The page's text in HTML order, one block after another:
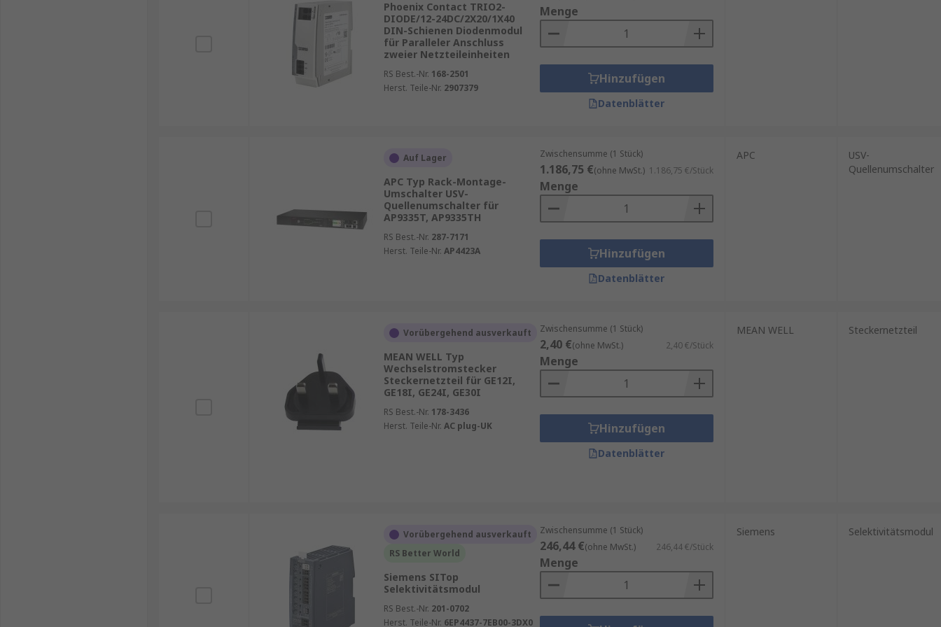
Phoenix Contact TRIO2-
DIODE/12-24DC/2X20/1X40
DIN-Schienen Diodenmodul
für Paralleler Anschluss
zweier Netzteileinheiten
RS Best.-Nr. 168-2501
Herst. Teile-Nr. 2907379
Menge
Hinzufügen
Datenblätter
Auf Lager
APC Typ Rack-Montage-
Umschalter USV-
Quellenumschalter für
AP9335T, AP9335TH
RS Best.-Nr. 287-7171
Herst. Teile-Nr. AP4423A
Zwischensumme (1 Stück)
1.186,75 €(ohne MwSt.) 1.186,75 €/Stück
Menge
Hinzufügen
Datenblätter
APC
USV-
Quellenumschalter
Vorübergehend ausverkauft
MEAN WELL Typ
Wechselstromstecker
Steckernetzteil für GE12I,
GE18I, GE24I, GE30I
RS Best.-Nr. 178-3436
Herst. Teile-Nr. AC plug-UK
Zwischensumme (1 Stück)
2,40 €(ohne MwSt.) 2,40 €/Stück
Menge
Hinzufügen
Datenblätter
MEAN WELL Steckernetzteil
Vorübergehend ausverkauft
RS Better World
Siemens SITop
Selektivitätsmodul
RS Best.-Nr. 201-0702
Herst. Teile-Nr. 6EP4437-7EB00-3DX0
Zwischensumme (1 Stück)
246,44 €(ohne MwSt.) 246,44 €/Stück
Menge
Siemens Selektivitätsmodul